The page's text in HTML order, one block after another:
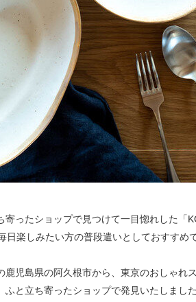
寄ったショップで見つけて一目惚れした「
楽しみたい方の普段遣いとしておすすめで
鹿児島県の阿久根市から、東京のおしゃれ
と立ち寄ったショップで発見いたしまし